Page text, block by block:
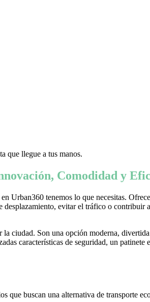
que llegue a tus manos.
Comodidad y
Urban360 tenemos lo que necesitas.
evitar el tráfico o
ciudad. Son una opción moderna,
características de seguridad, un
que buscan una alternativa de transporte